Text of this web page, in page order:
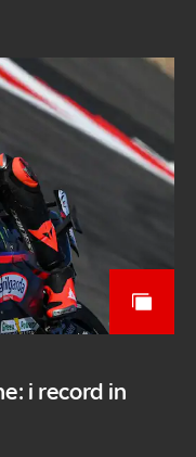
i record in